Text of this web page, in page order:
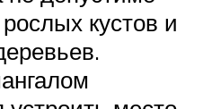
кустов и